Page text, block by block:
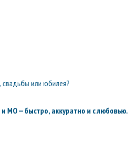
свадьбы или юбилея?
МО — быстро, аккуратно и с любовью.